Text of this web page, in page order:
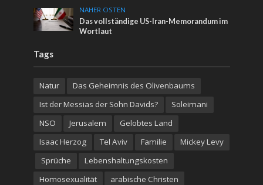
NAHER OSTEN
Das vollständige US-Iran-Memorandum im
Wortlaut
Tags
Natur
Das Geheimnis des Olivenbaums
Ist der Messias der Sohn Davids?
Soleimani
NSO
Jerusalem
Gelobtes Land
Isaac Herzog
Tel Aviv Familie
Mickey Levy
Sprüche
Lebenshaltungskosten
Homosexualität
arabische Christen